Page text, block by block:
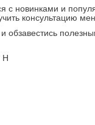
с новинками и
консультацию
и обзавестись
Н